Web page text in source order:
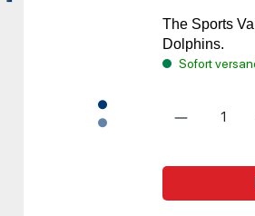
The Sports
Dolphins.
Sofort